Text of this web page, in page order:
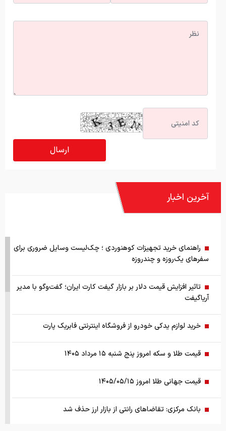
آخرین اخبار
راهنمای خرید تجهیزات کوهنوردی ؛ چک‌لیست وسایل ضروری برای
سفرهای یک‌روزه و چندروزه
تاثیر افزایش قیمت دلار بر بازار گیفت کارت ایران؛ گفت‌وگو با مدیر
آریاگیفت
خرید لوازم یدکی خودرو از فروشگاه اینترنتی فابریک پارت
قیمت طلا و سکه امروز پنج شنبه ۱۵ مرداد ۱۴۰۵
قیمت جهانی طلا امروز ۱۴۰۵/۰۵/۱۵
بانک مرکزی: تقاضا‌های رانتی از بازار ارز حذف شد